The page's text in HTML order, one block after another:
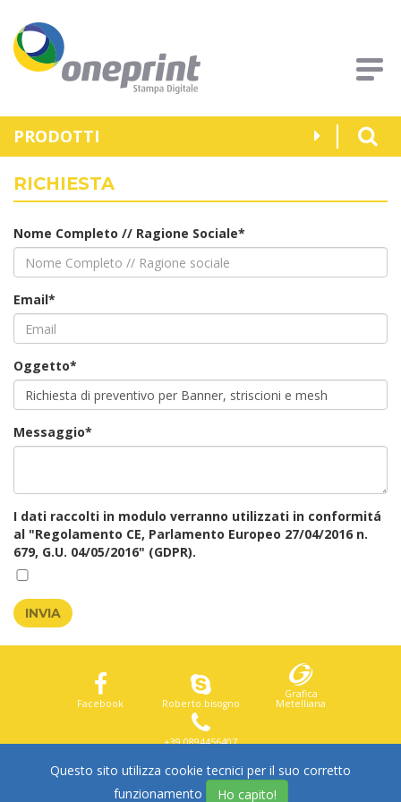
PRODOTTI
RICHIESTA
Nome Completo // Ragione Sociale*
Email*
Oggetto*
Messaggio*
I dati raccolti in modulo verranno utilizzati in conformitá
al "Regolamento CE, Parlamento Europeo 27/04/2016 n.
679, G.U. 04/05/2016" (GDPR).
INVIA
Facebook Roberto.bisogno
Grafica
Metelliana
+39 0894456407
© 2016. ONEPRINT. ALL RIGHTS RESERVED.
P.IVA: 03906350651
Questo sito utilizza cookie tecnici per il suo corretto
funzionamento
Ho capito!